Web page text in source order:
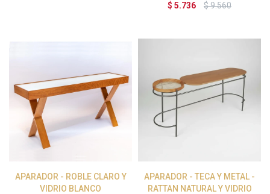
$ 5.736 $9.560
APARADOR - ROBLE CLARO Y
VIDRIO BLANCO
APARADOR - TECA Y METAL -
RATTAN NATURAL Y VIDRIO